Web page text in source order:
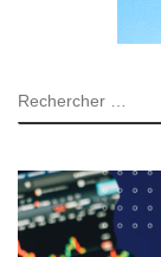
RECHERCHER